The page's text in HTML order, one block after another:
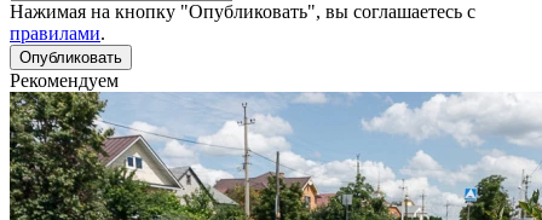
Нажимая на кнопку "Опубликовать", вы соглашаетесь с
правилами.
Рекомендуем